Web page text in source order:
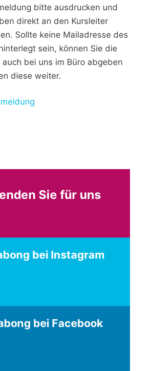
bitte ausdrucken und
direkt an den Kursleiter
Sollte keine Mailadresse des
sein, können Sie die
bei uns im Büro abgeben
diese weiter.
Sie für uns
bei Instagram
bei Facebook